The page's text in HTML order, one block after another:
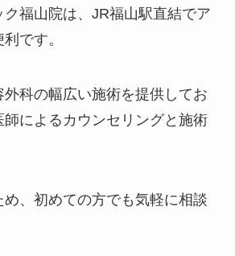
福山院は、JR福山駅直結でア
です。
外科の幅広い施術を提供してお
師によるカウンセリングと施術
、初めての方でも気軽に相談